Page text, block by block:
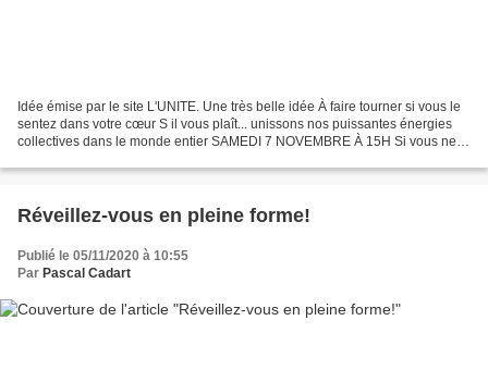
Idée émise par le site L'UNITE. Une très belle idée À faire tourner si vous le
sentez dans votre cœur S il vous plaît... unissons nos puissantes énergies
collectives dans le monde entier SAMEDI 7 NOVEMBRE À 15H Si vous ne
Réveillez-vous en pleine forme!
Publié le 05/11/2020 à 10:55
Par Pascal Cadart